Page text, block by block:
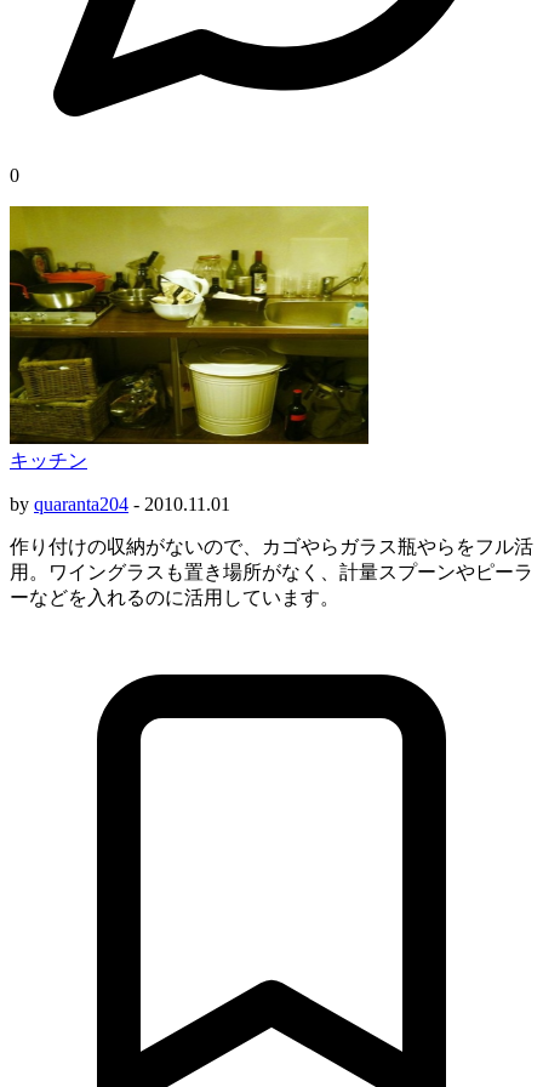
0
キッチン
by quaranta204 - 2010.11.01
作り付けの収納がないので、カゴやらガラス瓶やらをフル活
用。ワイングラスも置き場所がなく、計量スプーンやピーラ
ーなどを入れるのに活用しています。